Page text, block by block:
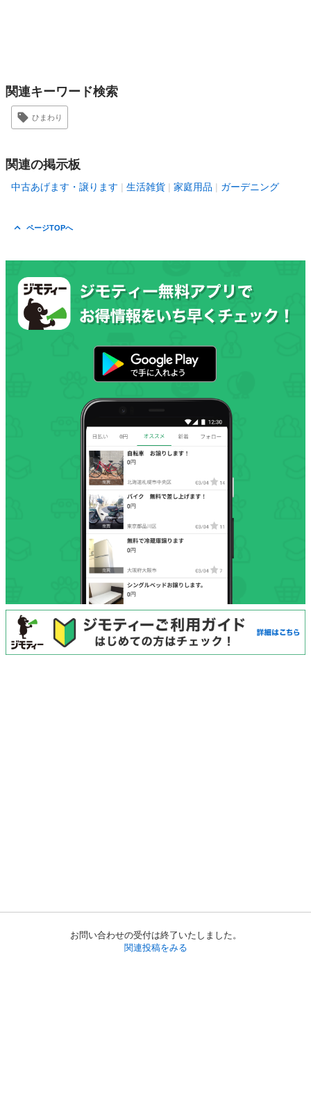
お問い合わせの受付は終了いたしました。
関連投稿をみる
関連キーワード検索
ひまわり
関連の掲示板
中古あげます・譲ります 生活雑貨 家庭用品 ガーデニング
ページTOPへ